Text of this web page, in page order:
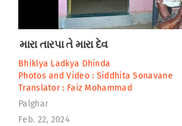
મારા તારપા તે મારા દેવ
Bhiklya Ladkya Dhinda
Photos and Video : Siddhita Sonavane
Translator : Faiz Mohammad
Palghar
Feb. 22, 2024